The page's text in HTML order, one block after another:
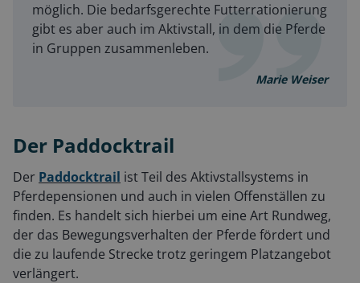
möglich. Die bedarfsgerechte Futterrationierung
gibt es aber auch im Aktivstall, in dem die Pferde
in Gruppen zusammenleben.
Marie Weiser
Der Paddocktrail
Der Paddocktrail ist Teil des Aktivstallsystems in
Pferdepensionen und auch in vielen Offenställen zu
finden. Es handelt sich hierbei um eine Art Rundweg,
der das Bewegungsverhalten der Pferde fördert und
die zu laufende Strecke trotz geringem Platzangebot
verlängert.